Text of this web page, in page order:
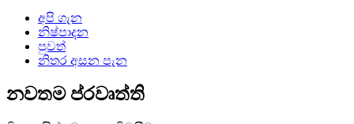
අපි ගැන
නිෂ්පාදන
පුවත්
නිතර අසන පැන
නවතම ප්රවෘත්ති